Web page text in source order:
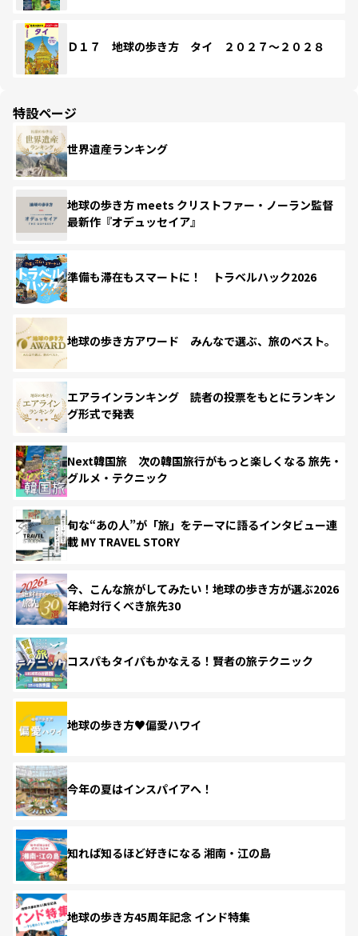
Ｄ１７ 地球の歩き方 タイ ２０２７～２０２８
特設ページ
世界遺産ランキング
地球の歩き方 meets クリストファー・ノーラン監督
最新作『オデュッセイア』
準備も滞在もスマートに！ トラベルハック2026
地球の歩き方アワード みんなで選ぶ、旅のベスト。
エアラインランキング 読者の投票をもとにランキン
グ形式で発表
Next韓国旅 次の韓国旅行がもっと楽しくなる 旅先・
グルメ・テクニック
旬な“あの人”が「旅」をテーマに語るインタビュー連
載 MY TRAVEL STORY
今、こんな旅がしてみたい！地球の歩き方が選ぶ2026
年絶対行くべき旅先30
コスパもタイパもかなえる！賢者の旅テクニック
地球の歩き方♥偏愛ハワイ
今年の夏はインスパイアへ！
知れば知るほど好きになる 湘南・江の島
地球の歩き方45周年記念 インド特集